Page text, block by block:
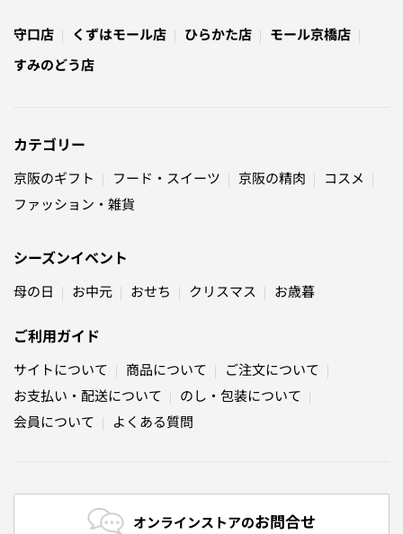
守口店 くずはモール店 ひらかた店
モール京橋店
すみのどう店
カテゴリー
京阪のギフト フード・スイーツ 京阪の精肉
コスメ
ファッション・雑貨
シーズンイベント
母の日 お中元 おせち クリスマス お歳暮
ご利用ガイド
サイトについて 商品について
ご注文について
お支払い・配送について
のし・包装について
会員について
よくある質問
オンラインストアのお問合せ